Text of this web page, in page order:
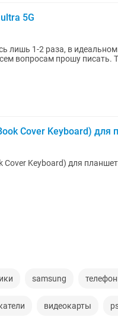
5G
лишь 1-2 раза, в
Торг уместен, могу еще фотки скинуть,
Cover Keyboard) для
Keyboard) для
samsung
видеокарты